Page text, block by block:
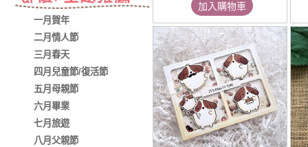
一月賀年
二月情人節
三月春天
四月兒童節/復活節
五月母親節
六月畢業
七月旅遊
八月父親節
加入購物車